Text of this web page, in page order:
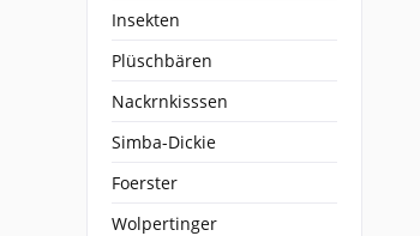
Insekten
Plüschbären
Nackrnkisssen
Simba-Dickie
Foerster
Wolpertinger